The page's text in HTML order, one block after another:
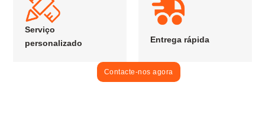
Serviço
personalizado
Entrega rápida
Contacte-nos agora